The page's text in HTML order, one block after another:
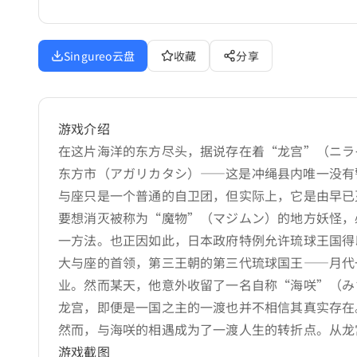
Singureo云盘 收藏 分享
游戏介绍
在这片海洋的东方尽头，据说存在着“龙宫”（ニ
东方市（アガリカタシ）——这是冲绳县内唯一没
与座只是一个普通的自卫团，但实际上，它是由早
要想消灭被称为“魔物”（マジムン）的地方妖怪
一方法。也正因如此，日本政府特例允许琉球王国
大与座的首领，第三王朝的第三代琉球国王——月
业。然而某天，他意外收留了一名自称“海咲”（
龙宫，即便是一国之主的一渡也并不相信其真实存
然而，与海咲的相遇成为了一渡人生的转折点。从
游戏截图